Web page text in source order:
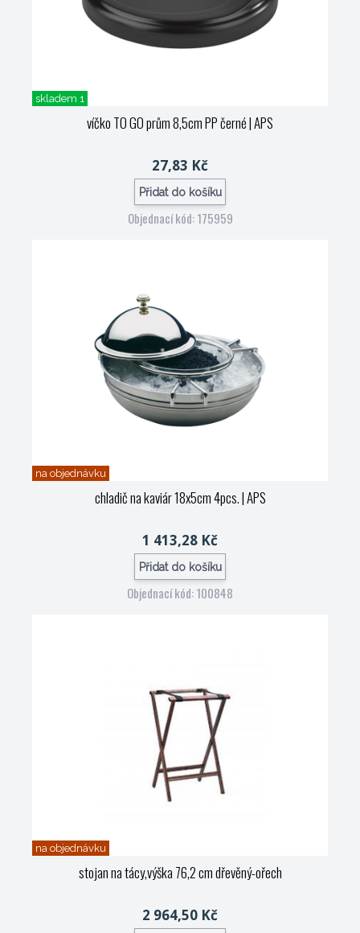
skladem 1
víčko TO GO prům 8,5cm PP černé| APS
27,83 Kč
Přidat do košíku
Objednací kód: 175959
na objednávku
chladič na kaviár 18x5cm 4pcs.| APS
1 413,28 Kč
Přidat do košíku
Objednací kód: 100848
na objednávku
stojan na tácy,výška 76,2 cm dřevěný-ořech
2 964,50 Kč